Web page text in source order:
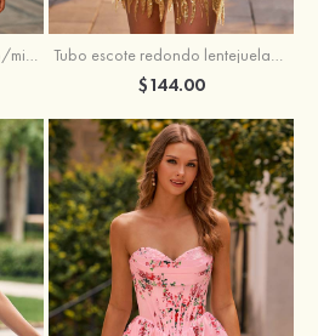
Tubo escote drapeado corto/mini tela charmeuse vestido para homecoming Tubo escote redondo lentejuelas corto vestido para homecoming
$144.00